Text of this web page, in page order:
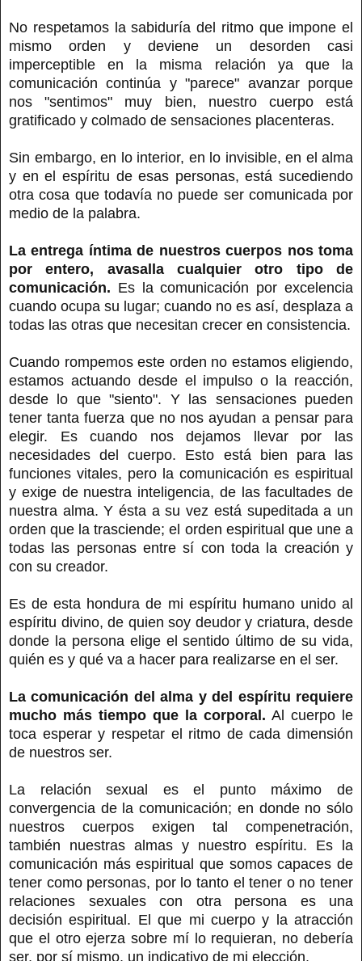
No respetamos la sabiduría del ritmo que impone el
mismo orden y deviene un desorden casi
imperceptible en la misma relación ya que la
comunicación continúa y "parece" avanzar porque
nos "sentimos" muy bien, nuestro cuerpo está
gratificado y colmado de sensaciones placenteras.
Sin embargo, en lo interior, en lo invisible, en el alma
y en el espíritu de esas personas, está sucediendo
otra cosa que todavía no puede ser comunicada por
medio de la palabra.
La entrega íntima de nuestros cuerpos nos toma
por entero, avasalla cualquier otro tipo de
comunicación. Es la comunicación por excelencia
cuando ocupa su lugar; cuando no es así, desplaza a
todas las otras que necesitan crecer en consistencia.
Cuando rompemos este orden no estamos eligiendo,
estamos actuando desde el impulso o la reacción,
desde lo que "siento". Y las sensaciones pueden
tener tanta fuerza que no nos ayudan a pensar para
elegir. Es cuando nos dejamos llevar por las
necesidades del cuerpo. Esto está bien para las
funciones vitales, pero la comunicación es espiritual
y exige de nuestra inteligencia, de las facultades de
nuestra alma. Y ésta a su vez está supeditada a un
orden que la trasciende; el orden espiritual que une a
todas las personas entre sí con toda la creación y
con su creador.
Es de esta hondura de mi espíritu humano unido al
espíritu divino, de quien soy deudor y criatura, desde
donde la persona elige el sentido último de su vida,
quién es y qué va a hacer para realizarse en el ser.
La comunicación del alma y del espíritu requiere
mucho más tiempo que la corporal. Al cuerpo le
toca esperar y respetar el ritmo de cada dimensión
de nuestros ser.
La relación sexual es el punto máximo de
convergencia de la comunicación; en donde no sólo
nuestros cuerpos exigen tal compenetración,
también nuestras almas y nuestro espíritu. Es la
comunicación más espiritual que somos capaces de
tener como personas, por lo tanto el tener o no tener
relaciones sexuales con otra persona es una
decisión espiritual. El que mi cuerpo y la atracción
que el otro ejerza sobre mí lo requieran, no debería
ser, por sí mismo, un indicativo de mi elección.